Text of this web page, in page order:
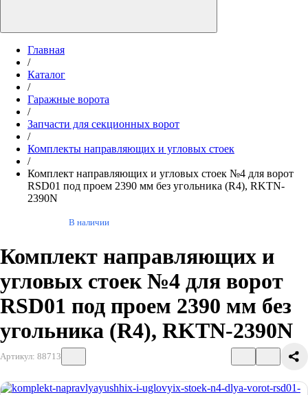
Главная
/
Каталог
/
Гаражные ворота
/
Запчасти для секционных ворот
/
Комплекты направляющих и угловых стоек
/
Комплект направляющих и угловых стоек №4 для ворот
RSD01 под проем 2390 мм без угольника (R4), RKTN-
2390N
Комплект направляющих и
угловых стоек №4 для ворот
RSD01 под проем 2390 мм без
угольника (R4), RKTN-2390N
В наличии
Артикул: 88713